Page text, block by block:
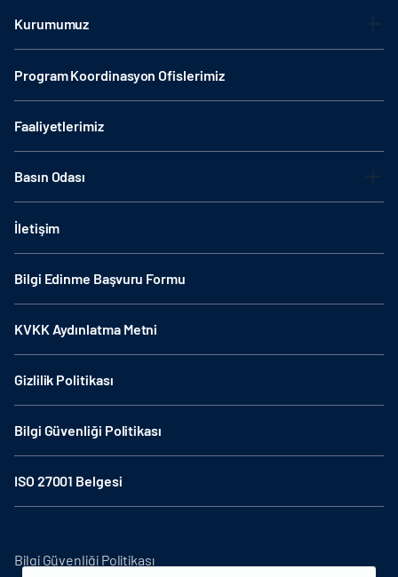
Kurumumuz
Program Koordinasyon Ofislerimiz
Faaliyetlerimiz
Basın Odası
İletişim
Bilgi Edinme Başvuru Formu
KVKK Aydınlatma Metni
Gizlilik Politikası
Bilgi Güvenliği Politikası
ISO 27001 Belgesi
Bilgi Güvenliği Politikası